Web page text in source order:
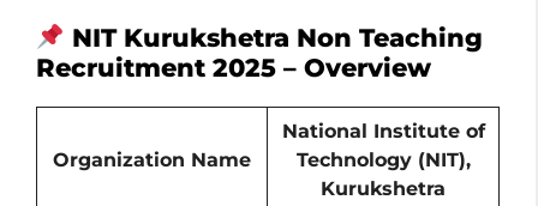
NIT Kurukshetra Non Teaching
Recruitment 2025 – Overview
Organization Name
National Institute of
Technology (NIT),
Kurukshetra